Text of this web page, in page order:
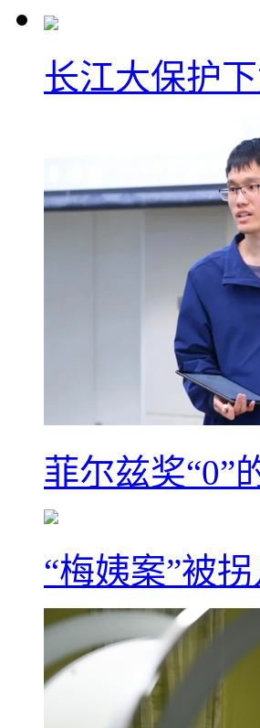
长江大保护
菲尔兹奖“0”
“梅姨案”被